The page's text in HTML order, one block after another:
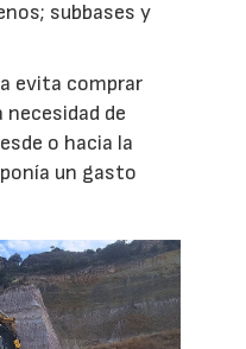
subbases y
evita comprar
necesidad de
o hacia la
un gasto